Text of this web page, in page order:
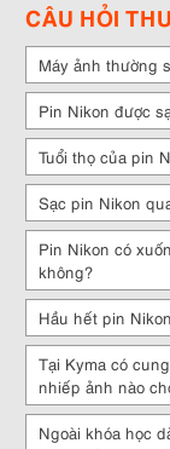
nhẹ, dễ dàng
gia di chuyển
Công nghệ tiên tiến
cung cấp các tính
và báo cáo trạng
Tuổi thọ dài: Pin
kiệm chi phí thay
Tận hưởng sự tự
nghệ thuật của
pin gián đoạn sự
phẩm pin máy
tưởng và tạo ra
Kyma.vn ngay
ảnh Nikon và các
CÂU HỎI
Máy ảnh thường
Pin Nikon được
Tuổi thọ của pin
Sạc pin Nikon
Pin Nikon có
không?
Hầu hết pin
Tại Kyma có
nhiếp ảnh nào
Ngoài khóa học